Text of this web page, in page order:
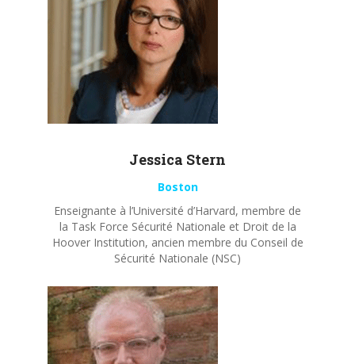
Jessica Stern
Boston
Enseignante à l’Université d’Harvard, membre de
la Task Force Sécurité Nationale et Droit de la
Hoover Institution, ancien membre du Conseil de
Sécurité Nationale (NSC)